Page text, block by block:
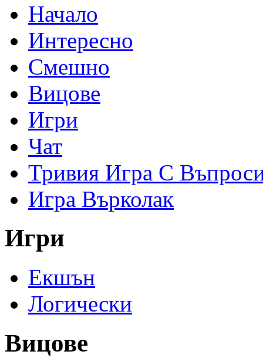
Начало
Интересно
Смешно
Вицове
Игри
Чат
Тривия Игра С
Игра Върколак
Игри
Екшън
Логически
Вицове